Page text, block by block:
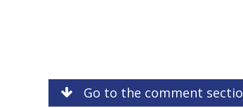
Go to the comment